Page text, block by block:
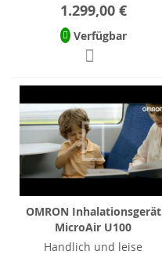
1.299,00 €
Verfügbar
OMRON Inhalationsgerät
MicroAir U100
Handlich und leise